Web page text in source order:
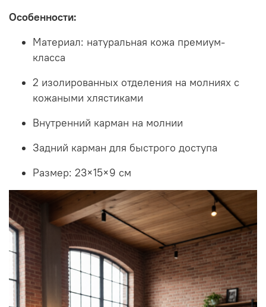
Особенности:
Материал: натуральная кожа премиум-
класса
2 изолированных отделения на молниях с
кожаными хлястиками
Внутренний карман на молнии
Задний карман для быстрого доступа
Размер: 23×15×9 см